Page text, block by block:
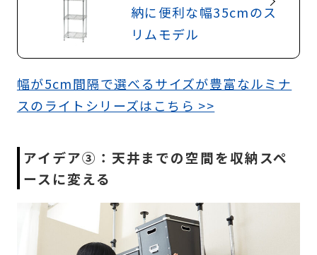
納に便利な幅35cmのス
リムモデル
幅が5cm間隔で選べるサイズが豊富なルミナ
スのライトシリーズはこちら >>
アイデア③：天井までの空間を収納スペ
ースに変える